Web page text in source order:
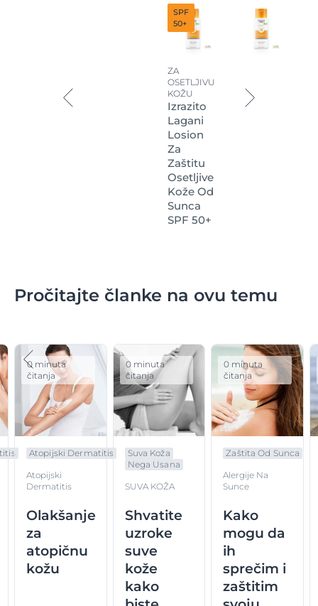
SPF
50+
ZA
OSETLJIVU
KOŽU
Izrazito
Lagani
Losion
Za
Zaštitu
Osetljive
Kože Od
Sunca
SPF 50+
Pročitajte članke na ovu temu
Atopijski Dermatitis
Atopijski
Dermatitis
Olakšanje
za
atopičnu
kožu
0 minuta
čitanja
Suva Koža
Nega Usana
SUVA KOŽA
Shvatite
uzroke
suve
kože
kako
0 minuta
čitanja
Zaštita Od Sunca
Alergije Na
Sunce
Kako
mogu da
ih
sprečim i
zaštitim
0 minuta
čitanja